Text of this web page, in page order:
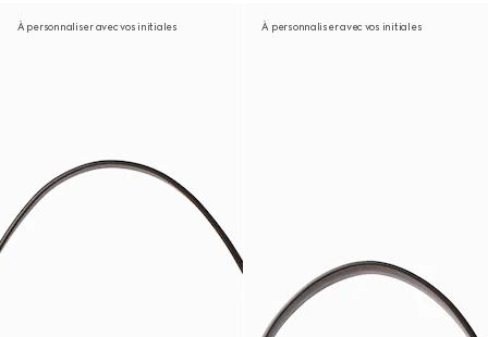
À personnaliser avec vos initiales À personnaliser avec vos initiales